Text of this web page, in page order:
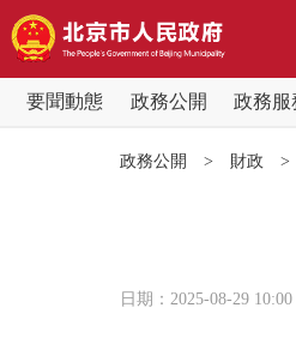
要聞動態 政務公開 政務服
政務公開 > 財政
日期：2025-08-29 10:00